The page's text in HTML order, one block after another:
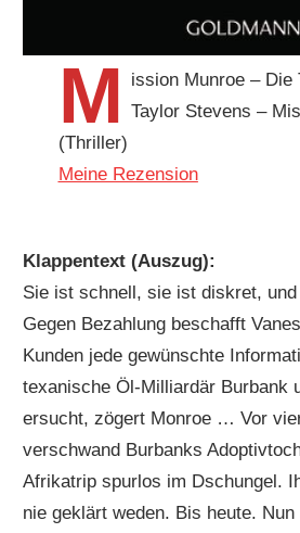
M
ission Munroe – Die
Taylor Stevens –
(Thriller)
Meine Rezension
Klappentext (Auszug):
Sie ist schnell, sie ist diskret,
Gegen Bezahlung beschafft
Kunden jede gewünschte
texanische Öl-Milliardär Burbank
ersucht, zögert Monroe … Vor
verschwand Burbanks
Afrikatrip spurlos im Dschungel.
nie geklärt weden. Bis heute.